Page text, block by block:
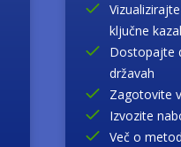
ključne
Dostopajte
državah
Zagotovite
Izvozite
Več o